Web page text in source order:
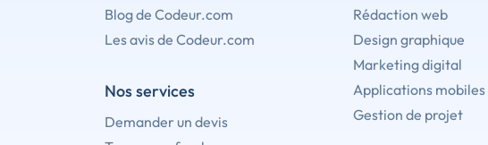
Blog de Codeur.com
Les avis de Codeur.com
Nos services
Demander un devis
Rédaction web
Design graphique
Marketing digital
Applications mobiles
Gestion de projet